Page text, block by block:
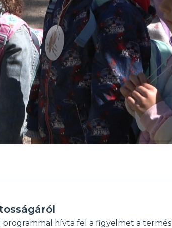
programmal hívta fel a figyelmet a